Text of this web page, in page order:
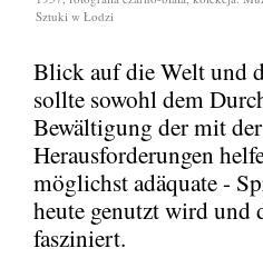
Sztuki w Łodzi
Blick auf die Welt und
sollte sowohl dem
Bewältigung der mit
Herausforderungen
möglichst adäquate -
heute genutzt wird und
fasziniert.